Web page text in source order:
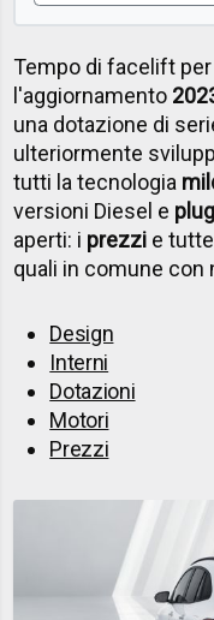
Tempo di facelift per
l'aggiornamento
una dotazione di
ulteriormente
tutti la tecnologia
versioni Diesel e
aperti: i prezzi e
quali in comune con
Design
Interni
Dotazioni
Motori
Prezzi